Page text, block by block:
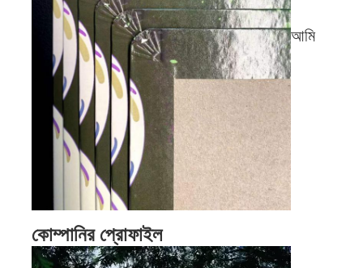
সরঞ্জাম কাটা মরা
অটো পানোত্সব মেশিন
শিল্পকৌশল ল্যামিনেট মেশিন
বইয়ের মেকিং মেশিন
স্বয়ংক্রিয় প্যাকিং মেশিন
স্বয়ংক্রিয় মুদ্রণযন্ত্র
পোস্ট প্রেস সরঞ্জাম
প্রাক প্রেস উপকরণ
আমি
কোম্পানির প্রোফাইল